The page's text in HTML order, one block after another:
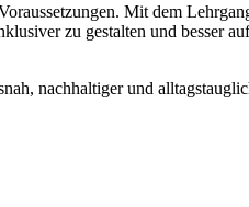
Mit dem
zu gestalten und besser
nachhaltiger und